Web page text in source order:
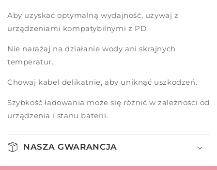
Aby uzyskać optymalną wydajność, używaj z
urządzeniami kompatybilnymi z PD.
Nie narażaj na działanie wody ani skrajnych
temperatur.
Chowaj kabel delikatnie, aby uniknąć uszkodzeń.
Szybkość ładowania może się różnić w zależności od
urządzenia i stanu baterii.
NASZA GWARANCJA